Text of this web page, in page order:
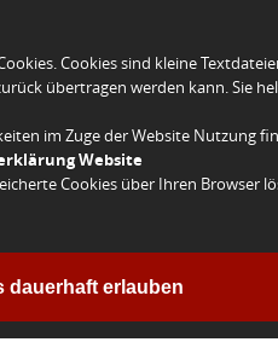
Cookies sind kleine
übertragen werden kann. Sie
im Zuge der Website Nutzung
Website
Cookies über Ihren Browser
dauerhaft erlauben